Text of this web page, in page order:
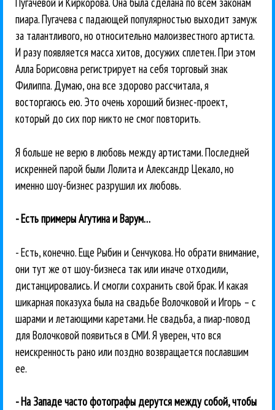
пиара. Пугачева с падающей популярностью выходит замуж
за талантливого, но относительно малоизвестного артиста.
И разу появляется масса хитов, досужих сплетен. При этом
Алла Борисовна регистрирует на себя торговый знак
Филиппа. Думаю, она все здорово рассчитала, я
восторгаюсь ею. Это очень хороший бизнес-проект,
который до сих пор никто не смог повторить.
Я больше не верю в любовь между артистами. Последней
искренней парой были Лолита и Александр Цекало, но
именно шоу-бизнес разрушил их любовь.
- Есть примеры Агутина и Варум…
- Есть, конечно. Еще Рыбин и Сенчукова. Но обрати внимание,
они тут же от шоу-бизнеса так или иначе отходили,
дистанцировались. И смогли сохранить свой брак. И какая
шикарная показуха была на свадьбе Волочковой и Игорь – с
шарами и летающими каретами. Не свадьба, а пиар-повод
для Волочковой появиться в СМИ. Я уверен, что вся
неискренность рано или поздно возвращается пославшим
ее.
- На Западе часто фотографы дерутся между собой, чтобы